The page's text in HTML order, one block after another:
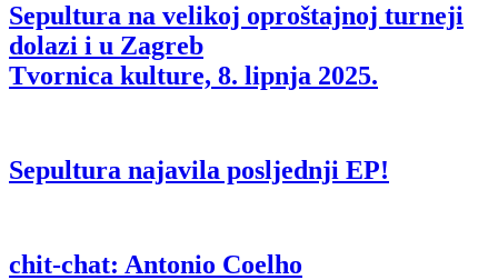
Sepultura na velikoj oproštajnoj turneji
dolazi i u Zagreb
Tvornica kulture, 8. lipnja 2025.
Sepultura najavila posljednji EP!
chit-chat: Antonio Coelho